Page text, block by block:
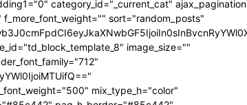
category_id="_current_cat"
sort="random_posts"
image_size=""
mix_type_h="color"